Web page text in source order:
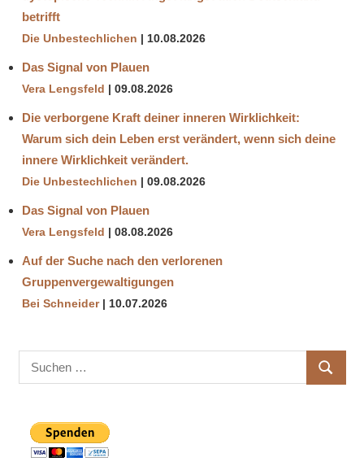
betrifft
Die Unbestechlichen 10.08.2026
Das Signal von Plauen
Vera Lengsfeld 09.08.2026
Die verborgene Kraft deiner inneren Wirklichkeit:
Warum sich dein Leben erst verändert, wenn sich deine
innere Wirklichkeit verändert.
Die Unbestechlichen 09.08.2026
Das Signal von Plauen
Vera Lengsfeld 08.08.2026
Auf der Suche nach den verlorenen
Gruppenvergewaltigungen
Bei Schneider 10.07.2026
Suchen
nach:
SUCHEN